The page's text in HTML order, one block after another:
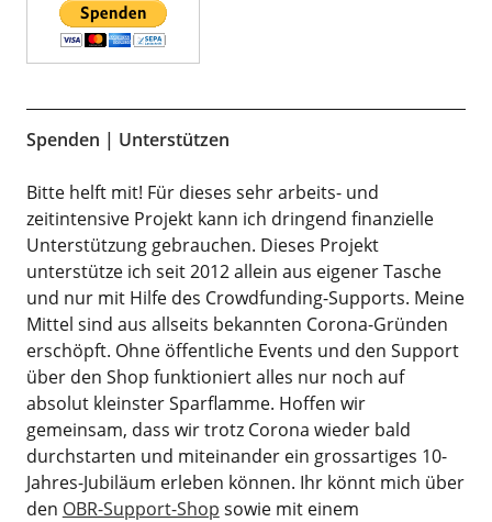
Spenden | Unterstützen
Bitte helft mit! Für dieses sehr arbeits- und
zeitintensive Projekt kann ich dringend finanzielle
Unterstützung gebrauchen. Dieses Projekt
unterstütze ich seit 2012 allein aus eigener Tasche
und nur mit Hilfe des Crowdfunding-Supports. Meine
Mittel sind aus allseits bekannten Corona-Gründen
erschöpft. Ohne öffentliche Events und den Support
über den Shop funktioniert alles nur noch auf
absolut kleinster Sparflamme. Hoffen wir
gemeinsam, dass wir trotz Corona wieder bald
durchstarten und miteinander ein grossartiges 10-
Jahres-Jubiläum erleben können. Ihr könnt mich über
den OBR-Support-Shop sowie mit einem